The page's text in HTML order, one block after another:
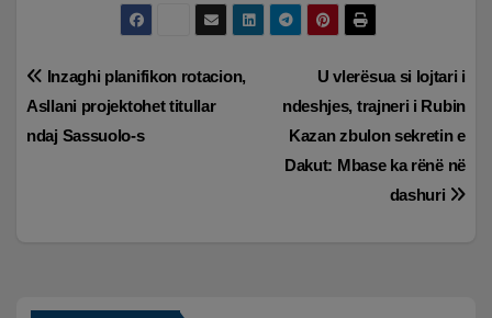
Lëvizje
te
U vlerësua si lojtari i
ndeshjes, trajneri i Rubin
Kazan zbulon sekretin e
Dakut: Mbase ka rënë në
dashuri
Inzaghi planifikon rotacion,
Asllani projektohet titullar
ndaj Sassuolo-s